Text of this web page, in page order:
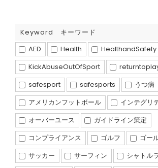
Keyword キーワード
AED
Health
HealthandSafety
KickAbuseOutOfSport
safesport
safesports
うつ病
アメリカンフットボール
インテグリ
オーバーユース
ガイドライン策定
コンプライアンス
ゴルフ
ゴー
サッカー
サーフィン
シャトル